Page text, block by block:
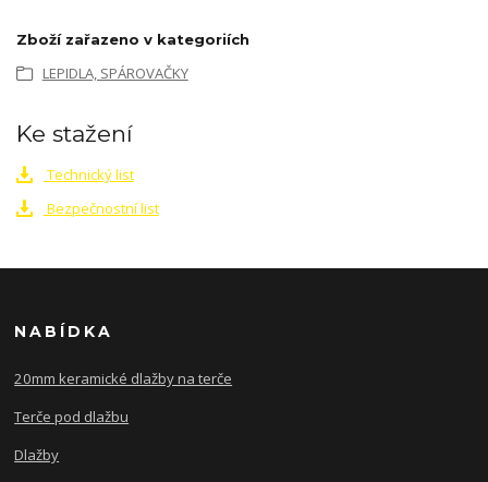
Zboží zařazeno v kategoriích
LEPIDLA, SPÁROVAČKY
Ke stažení
Technický list
Bezpečnostní list
NABÍDKA
20mm keramické dlažby na terče
Terče pod dlažbu
Dlažby